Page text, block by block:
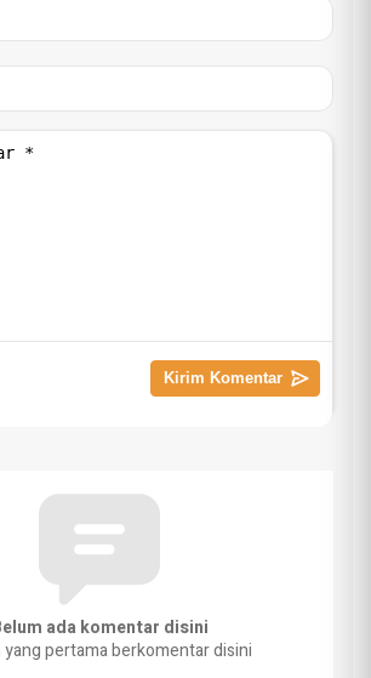
ada komentar disini
yang pertama berkomentar disini